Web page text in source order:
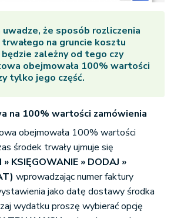
że sposób rozliczenia
na gruncie kosztu
zależny od tego czy
obejmowała 100% wartości
tylko jego część.
na 100% wartości zamówienia
obejmowała 100% wartości
środek trwały ujmuje się
KSIĘGOWANIE » DODAJ »
wprowadzając numer faktury
jako datę dostawy środka
wydatku proszę wybierać opcję